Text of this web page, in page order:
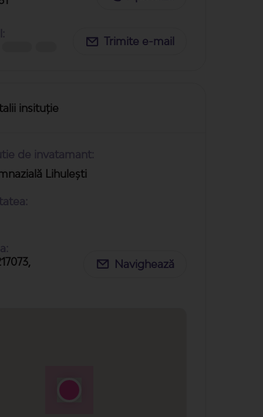
Trimite e-mail
insituție
de invatamant:
Lihulești
Navighează